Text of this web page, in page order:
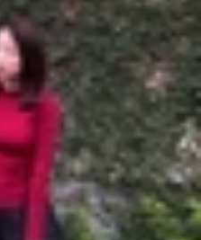
có chất lượng
nay